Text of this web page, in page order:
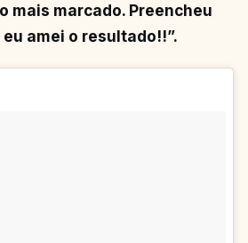
mais marcado. Preencheu
amei o resultado!!”.